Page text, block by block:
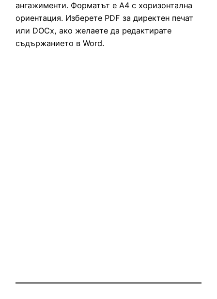
ангажименти. Форматът е А4 с хоризонтална
ориентация. Изберете PDF за директен печат
или DOCx, ако желаете да редактирате
съдържанието в Word.